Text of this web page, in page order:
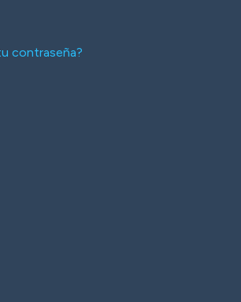
contraseña?